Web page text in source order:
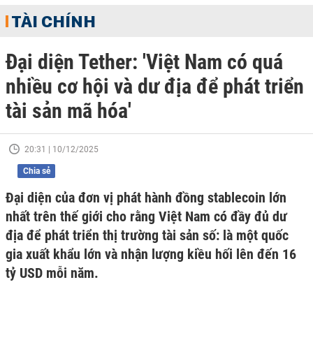
TÀI CHÍNH
Đại diện Tether: 'Việt Nam có quá
nhiều cơ hội và dư địa để phát triển
tài sản mã hóa'
20:31 | 10/12/2025
Chia sẻ
Đại diện của đơn vị phát hành đồng stablecoin lớn
nhất trên thế giới cho rằng Việt Nam có đầy đủ dư
địa để phát triển thị trường tài sản số: là một quốc
gia xuất khẩu lớn và nhận lượng kiều hối lên đến 16
tỷ USD mỗi năm.